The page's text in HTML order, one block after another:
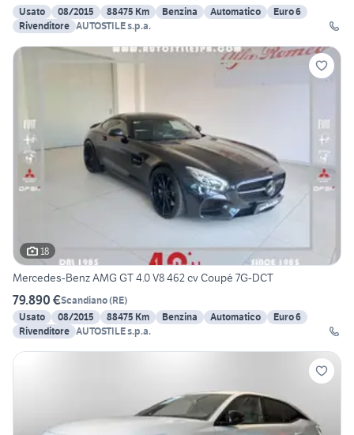
Usato
08/2015 88475 Km Benzina Automatico
Euro 6
Rivenditore AUTOSTILE s.p.a.
18
Mercedes-Benz AMG GT 4.0 V8 462 cv Coupé 7G-DCT
79.890 €Scandiano(RE)
Usato
08/2015 88475 Km Benzina Automatico
Euro 6
Rivenditore AUTOSTILE s.p.a.